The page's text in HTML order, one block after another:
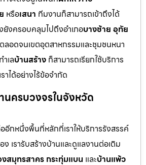
หรือเสนา ทีมงานก็สามารถเข้าถึงได้
งครอบคลุมไปถึงอำเภอบางซ้าย อุทัย
ตลอดจนเขตอุตสาหกรรมและชุมชนหนา
ำเลบ้านสร้าง ก็สามารถเรียกใช้บริการ
าได้อย่างไร้ข้อจำกัด
นครบวงจรในจังหวัด
อีกหนึ่งพื้นที่หลักที่เราให้บริการรังสรรค์
เรารับสร้างบ้านและดูแลงานต่อเติม
งสมุทรสาคร กระทุ่มแบน และบ้านแพ้ว